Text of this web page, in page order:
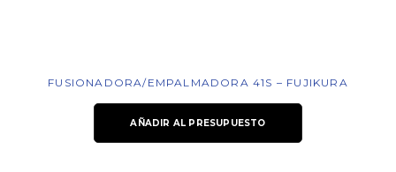
FUSIONADORA/EMPALMADORA 41S – FUJIKURA
AÑADIR AL PRESUPUESTO